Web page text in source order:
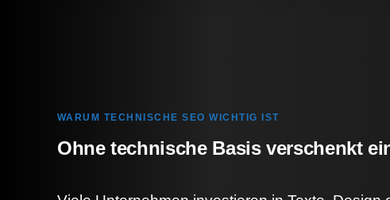
WARUM TECHNISCHE SEO WICHTIG IST
Ohne technische Basis verschenkt